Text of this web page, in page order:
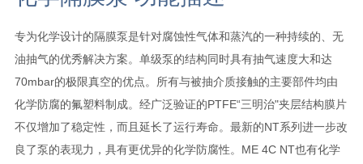
专为化学设计的隔膜泵是针对腐蚀性气体和蒸汽的一种持续的、无
油抽气的优秀解决方案。单级泵的结构同时具有抽气速度大和达
70mbar的极限真空的优点。所有与被抽介质接触的主要部件均由
化学防腐的氟塑料制成。经广泛验证的PTFE“三明治"夹层结构膜片
不仅增加了稳定性，而且延长了运行寿命。最新的NT系列进一步改
良了泵的表现力，具有更优异的化学防腐性。ME 4C NT也有化学